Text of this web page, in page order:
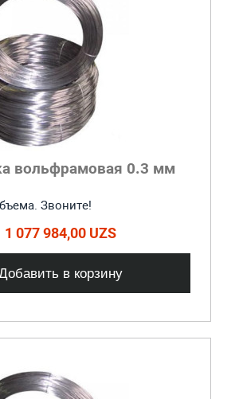
вольфрамовая 0.3 мм
Звоните!
1 077 984,00 UZS
в корзину